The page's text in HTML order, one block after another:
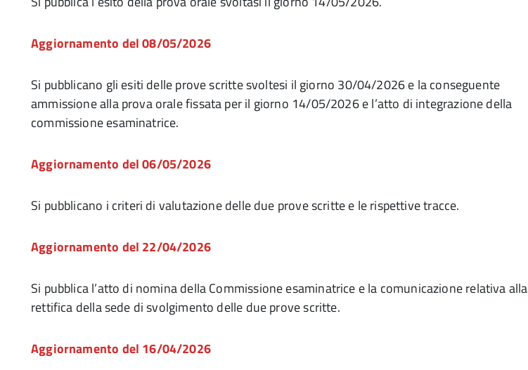
Aggiornamento del 08/05/2026
Si pubblicano gli esiti delle prove scritte svoltesi il giorno 30/04/2026 e la conseguente
ammissione alla prova orale fissata per il giorno 14/05/2026 e l’atto di integrazione della
commissione esaminatrice.
Aggiornamento del 06/05/2026
Si pubblicano i criteri di valutazione delle due prove scritte e le rispettive tracce.
Aggiornamento del 22/04/2026
Si pubblica l’atto di nomina della Commissione esaminatrice e la comunicazione relativa alla
rettifica della sede di svolgimento delle due prove scritte.
Aggiornamento del 16/04/2026